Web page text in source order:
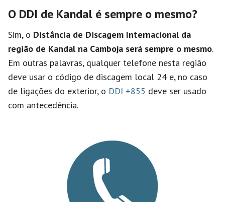
O DDI de Kandal é sempre o mesmo?
Sim, o Distância de Discagem Internacional da
região de Kandal na Camboja será sempre o mesmo.
Em outras palavras, qualquer telefone nesta região
deve usar o código de discagem local 24 e, no caso
de ligações do exterior, o DDI +855 deve ser usado
com antecedência.